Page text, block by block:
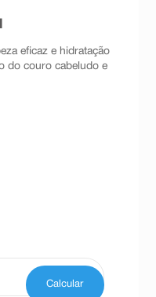
eficaz e hidratação
do couro cabeludo e